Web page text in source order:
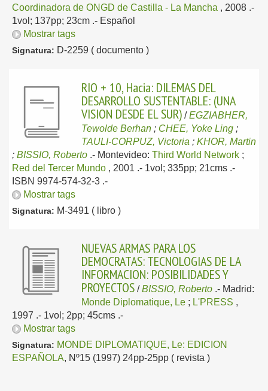
Coordinadora de ONGD de Castilla - La Mancha , 2008 .-
1vol; 137pp; 23cm .- Español
Mostrar tags
Signatura: D-2259 ( documento )
RIO + 10, Hacia: DILEMAS DEL
DESARROLLO SUSTENTABLE: (UNA
VISION DESDE EL SUR) /EGZIABHER,
Tewolde Berhan ; CHEE, Yoke Ling ;
TAULI-CORPUZ, Victoria ; KHOR, Martin
; BISSIO, Roberto .- Montevideo: Third World Network ;
Red del Tercer Mundo , 2001 .- 1vol; 335pp; 21cms .-
ISBN 9974-574-32-3 .-
Mostrar tags
Signatura: M-3491 ( libro )
NUEVAS ARMAS PARA LOS
DEMOCRATAS: TECNOLOGIAS DE LA
INFORMACION: POSIBILIDADES Y
PROYECTOS /BISSIO, Roberto .- Madrid:
Monde Diplomatique, Le ; L'PRESS ,
1997 .- 1vol; 2pp; 45cms .-
Mostrar tags
Signatura: MONDE DIPLOMATIQUE, Le: EDICION
ESPAÑOLA, Nº15 (1997) 24pp-25pp ( revista )